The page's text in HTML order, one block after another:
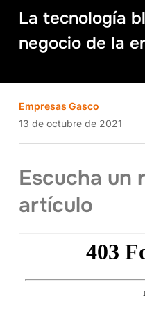
La tecnología
negocio de la
Empresas Gasco
13 de octubre de 2021
Escucha un
artículo